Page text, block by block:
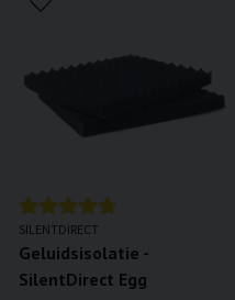
SILENTDIRECT
Geluidsisolatie -
SilentDirect Egg